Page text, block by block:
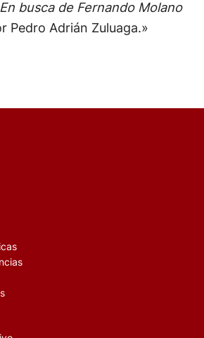
En busca de Fernando Molano
Pedro Adrián Zuluaga.»